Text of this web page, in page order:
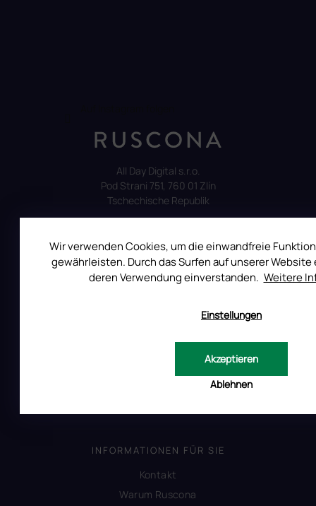
Wir verwenden Cookies, um die einwandfreie
gewährleisten. Durch das Surfen auf unserer Website
deren Verwendung einverstanden. Weitere
Einstellungen
Ablehnen
Akzeptieren
All Day Digital s.r.o.
Pod Strani 751, 760 01 Zlín
Tschechische Republik
ALLES ÜBER DEN EINKAUF
Versandkosten
Allgemeine Geschäftsbedingungen
Datenschutzerklärung
INFORMATIONEN FÜR SIE
Kontakt
Warum Ruscona